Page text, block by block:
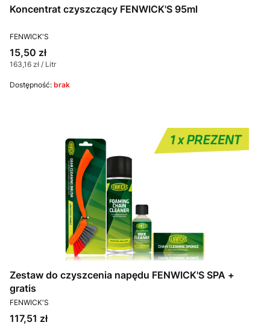
Koncentrat czyszczący FENWICK'S 95ml
PRODUCENT
FENWICK'S
Cena
15,50 zł
Cena jednostkowa
163,16 zł / Litr
Dostępność: brak
Zestaw do czyszcenia napędu FENWICK'S SPA +
gratis
PRODUCENT
FENWICK'S
Cena
117,51 zł